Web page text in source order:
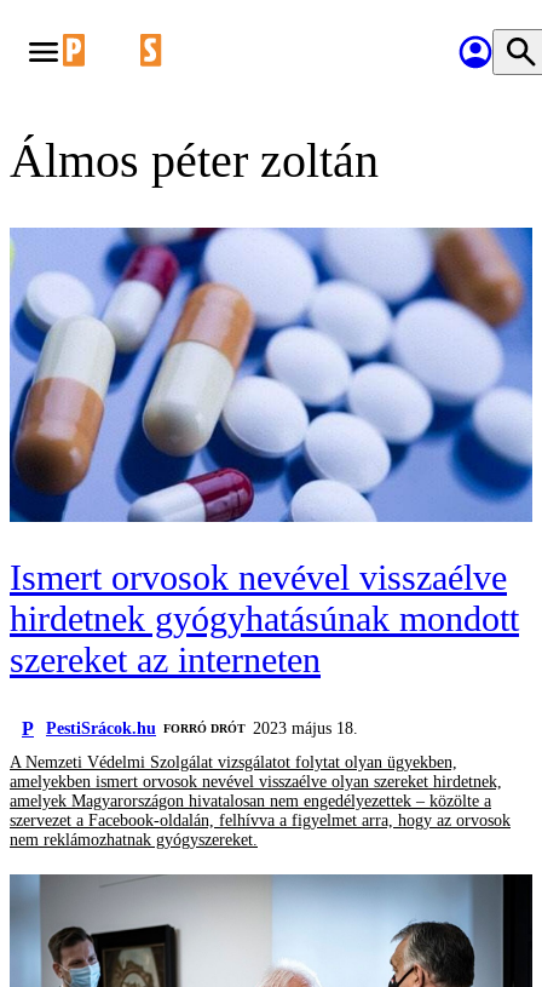
Álmos péter zoltán
Ismert orvosok nevével visszaélve
hirdetnek gyógyhatásúnak mondott
szereket az interneten
P PestiSrácok.hu FORRÓ DRÓT 2023 május 18.
A Nemzeti Védelmi Szolgálat vizsgálatot folytat olyan ügyekben,
amelyekben ismert orvosok nevével visszaélve olyan szereket hirdetnek,
amelyek Magyarországon hivatalosan nem engedélyezettek – közölte a
szervezet a Facebook-oldalán, felhívva a figyelmet arra, hogy az orvosok
nem reklámozhatnak gyógyszereket.